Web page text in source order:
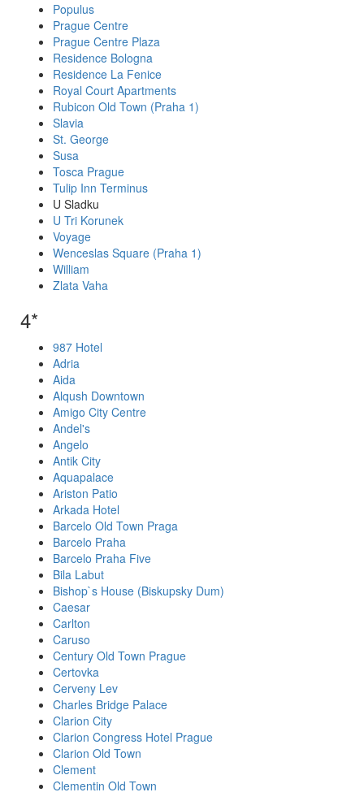
Populus
Prague Centre
Prague Centre Plaza
Residence Bologna
Residence La Fenice
Royal Court Apartments
Rubicon Old Town (Praha 1)
Slavia
St. George
Susa
Tosca Prague
Tulip Inn Terminus
U Sladku
U Tri Korunek
Voyage
Wenceslas Square (Praha 1)
William
Zlata Vaha
4*
987 Hotel
Adria
Aida
Alqush Downtown
Amigo City Centre
Andel's
Angelo
Antik City
Aquapalace
Ariston Patio
Arkada Hotel
Barcelo Old Town Praga
Barcelo Praha
Barcelo Praha Five
Bila Labut
Bishop`s House (Biskupsky Dum)
Caesar
Carlton
Caruso
Century Old Town Prague
Certovka
Cerveny Lev
Charles Bridge Palace
Clarion City
Clarion Congress Hotel Prague
Clarion Old Town
Clement
Clementin Old Town